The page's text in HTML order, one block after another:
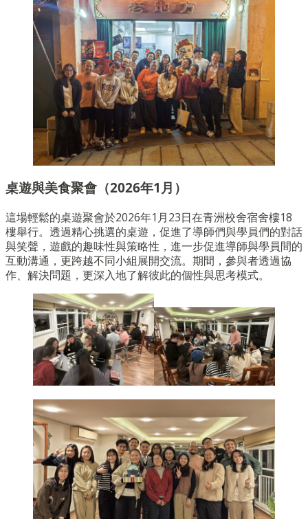
桌遊與美食聚會（2026年1月）
這場輕鬆的桌遊聚會於2026年1月23日在青洲校舍宿舍樓18
樓舉行。透過精心挑選的桌遊，促進了導師們與學員們的對話
與笑聲，遊戲的趣味性與策略性，進一步促進導師與學員間的
互動溝通，更跨越不同小組展開交流。期間，參與者透過協
作、解決問題，更深入地了解彼此的個性與思考模式。